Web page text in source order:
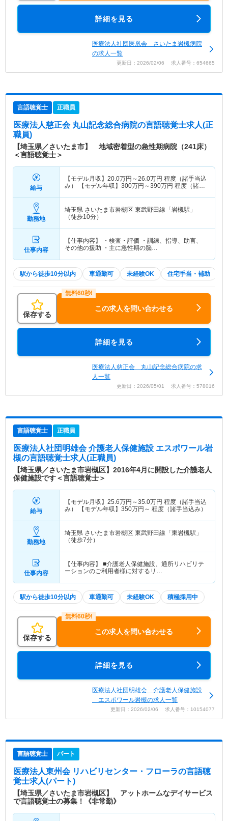
詳細を見る
医療法人社団医凰会 さいたま岩槻病院
の求人一覧
更新日：2026/02/06 求人番号：654665
言語聴覚士 正職員
医療法人慈正会 丸山記念総合病院の言語聴覚士求人(正
職員)
【埼玉県／さいたま市】 地域密着型の急性期病院（241床）
＜言語聴覚士＞
給与
【モデル月収】 20.0万円～26.0万円 程度（諸手当込
み） 【モデル年収】 300万円～390万円 程度（諸手
勤務地
埼玉県 さいたま市岩槻区 東武野田線「岩槻駅」
（徒歩10分）
仕事内容
【仕事内容】 ・検査・評価 ・訓練、指導、助言、
その他の援助 ・主に急性期の脳…
駅から徒歩10分以内 車通勤可 未経験OK 住宅手当・補助
保存する
この求人を問い合わせる
詳細を見る
医療法人慈正会 丸山記念総合病院の求
人一覧
更新日：2026/05/01 求人番号：578016
言語聴覚士 正職員
医療法人社団明雄会 介護老人保健施設 エスポワール岩
槻の言語聴覚士求人(正職員)
【埼玉県／さいたま市岩槻区】2016年4月に開設した介護老人
保健施設です＜言語聴覚士＞
給与
【モデル月収】 25.6万円～35.0万円 程度（諸手当込
み） 【モデル年収】 350万円～ 程度（諸手当込み）
勤務地
埼玉県 さいたま市岩槻区 東武野田線「東岩槻駅」
（徒歩7分）
仕事内容
【仕事内容】 ■介護老人保健施設、通所リハビリテ
ーションのご利用者様に対するリ…
駅から徒歩10分以内 車通勤可 未経験OK 積極採用中
保存する
この求人を問い合わせる
詳細を見る
医療法人社団明雄会 介護老人保健施設
エスポワール岩槻の求人一覧
更新日：2026/02/06 求人番号：10154077
言語聴覚士 パート
医療法人東州会 リハビリセンター・フローラの言語聴
覚士求人(パート)
【埼玉県／さいたま市岩槻区】 アットホームなデイサービス
で言語聴覚士の募集！《非常勤》